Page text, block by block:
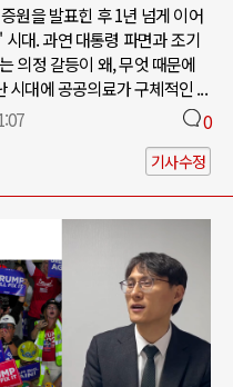
원을 발표힌 후 1년 넘게 이어
대. 과연 대통령 파면과 조기
의정 갈등이 왜, 무엇 때문에
시대에 공공의료가 구체적인 ...
0
기사수정